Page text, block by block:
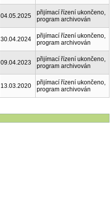
04.05.2025
přijímací řízení ukončeno,
program archivován
30.04.2024
přijímací řízení ukončeno,
program archivován
09.04.2023
přijímací řízení ukončeno,
program archivován
13.03.2020
přijímací řízení ukončeno,
program archivován